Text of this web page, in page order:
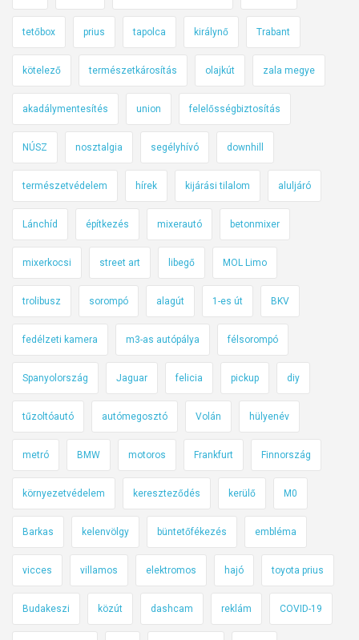
l
y
e
n
s
z
á
t
a
n
l
l
l
ó
a
tetőbox prius tapolca királynő Trabant
kötelező természetkárosítás olajkút zala megye
akadálymentesítés union felelősségbiztosítás
NÚSZ nosztalgia segélyhívó downhill
természetvédelem hírek kijárási tilalom aluljáró
Lánchíd építkezés mixerautó betonmixer
mixerkocsi street art libegő MOL Limo
trolibusz sorompó alagút 1-es út BKV
fedélzeti kamera m3-as autópálya félsorompó
Spanyolország Jaguar felicia pickup diy
tűzoltóautó autómegosztó Volán hülyenév
metró BMW motoros Frankfurt Finnország
környezetvédelem kereszteződés kerülő M0
Barkas kelenvölgy büntetőfékezés embléma
vicces villamos elektromos hajó toyota prius
Budakeszi közút dashcam reklám COVID-19